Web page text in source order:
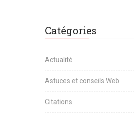
Catégories
Actualité
Astuces et conseils Web
Citations